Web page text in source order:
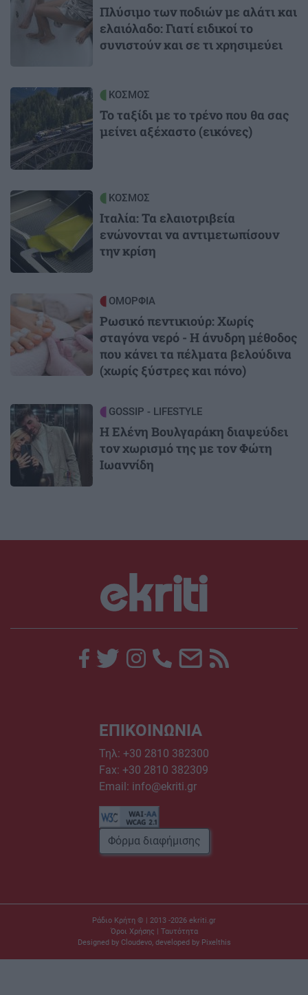
Πλύσιμο των ποδιών με αλάτι και
ελαιόλαδο: Γιατί ειδικοί το
συνιστούν και σε τι χρησιμεύει
Image ΚΟΣΜΟΣ
Το ταξίδι με το τρένο που θα σας
μείνει αξέχαστο (εικόνες)
Image ΚΟΣΜΟΣ
Ιταλία: Τα ελαιοτριβεία
ενώνονται να αντιμετωπίσουν
την κρίση
ΟΜΟΡΦΙΑ
Ρωσικό πεντικιούρ: Χωρίς
σταγόνα νερό - Η άνυδρη μέθοδος
που κάνει τα πέλματα βελούδινα
(χωρίς ξύστρες και πόνο)
Image GOSSIP - LIFESTYLE
Η Ελένη Βουλγαράκη διαψεύδει
τον χωρισμό της με τον Φώτη
Ιωαννίδη
ΕΠΙΚΟΙΝΩΝΙΑ
Τηλ: +30 2810 382300
Fax: +30 2810 382309
Email: info@ekriti.gr
Φόρμα διαφήμισης
Ράδιο Κρήτη © | 2013 -2026 ekriti.gr
Όροι Χρήσης | Ταυτότητα
Designed by Cloudevo, developed by Pixelthis